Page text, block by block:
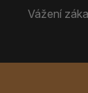
Vážení